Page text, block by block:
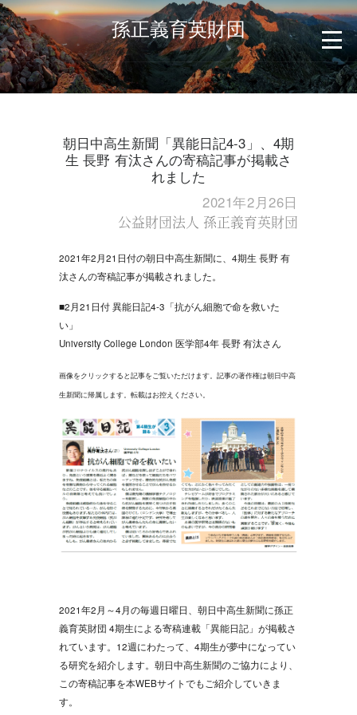
孫正義育英財団
朝日中高生新聞「異能日記4-3」、4期
生 長野 有汰さんの寄稿記事が掲載さ
れました
2021年2月26日
公益財団法人 孫正義育英財団
2021年2月21日付の朝日中高生新聞に、4期生 長野 有
汰さんの寄稿記事が掲載されました。
■2月21日付 異能日記4-3「抗がん細胞で命を救いた
い」
University College London 医学部4年 長野 有汰さん
画像をクリックすると記事をご覧いただけます。記事の著作権は朝日中高
生新聞に帰属します。転載はお控えください。
2021年2月～4月の毎週日曜日、朝日中高生新聞に孫正
義育英財団 4期生による寄稿連載「異能日記」が掲載さ
れています。12週にわたって、4期生が夢中になってい
る研究を紹介します。朝日中高生新聞のご協力により、
この寄稿記事を本WEBサイトでもご紹介していきま
す。